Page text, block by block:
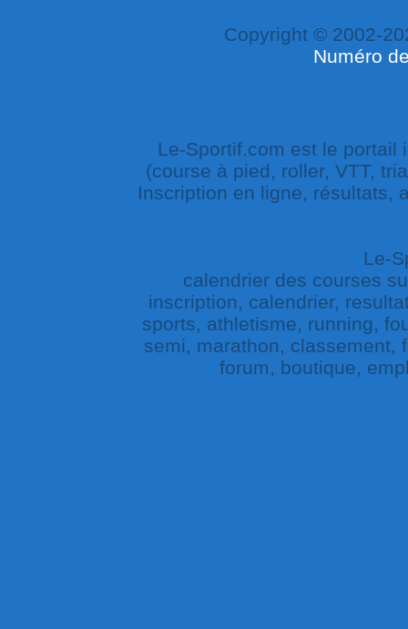
Copyright © 2002-
Numéro
Le-Sportif.com est le portail
(course à pied, roller, VTT,
Inscription en ligne, résultats,
Le-
calendrier des courses
inscription, calendrier,
sports, athletisme, running,
semi, marathon, classement,
forum, boutique,